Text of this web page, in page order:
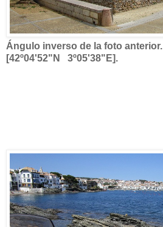
Ángulo inverso de la foto anterior.
[42º04'52"N 3º05'38"E].